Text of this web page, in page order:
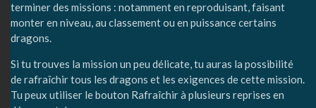
terminer des missions : notamment en reproduisant, faisant
monter en niveau, au classement ou en puissance certains
dragons.
Si tu trouves la mission un peu délicate, tu auras la possibilité
de rafraîchir tous les dragons et les exigences de cette mission.
Tu peux utiliser le bouton Rafraîchir à plusieurs reprises en